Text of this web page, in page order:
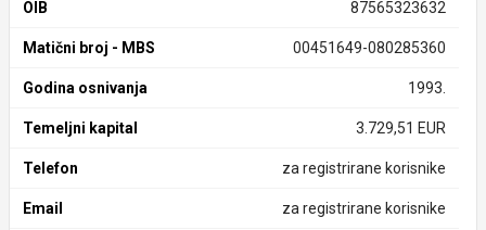
OIB 87565323632
Matični broj - MBS 00451649-080285360
Godina osnivanja 1993.
Temeljni kapital 3.729,51 EUR
Telefon za registrirane korisnike
Email za registrirane korisnike